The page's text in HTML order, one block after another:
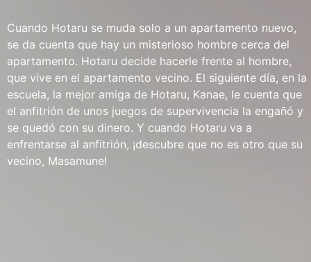
Cuando Hotaru se muda solo a un apartamento nuevo,
se da cuenta que hay un misterioso hombre cerca del
apartamento. Hotaru decide hacerle frente al hombre,
que vive en el apartamento vecino. El siguiente día, en la
escuela, la mejor amiga de Hotaru, Kanae, le cuenta que
el anfitrión de unos juegos de supervivencia la engañó y
se quedó con su dinero. Y cuando Hotaru va a
enfrentarse al anfitrión, ¡descubre que no es otro que su
vecino, Masamune!